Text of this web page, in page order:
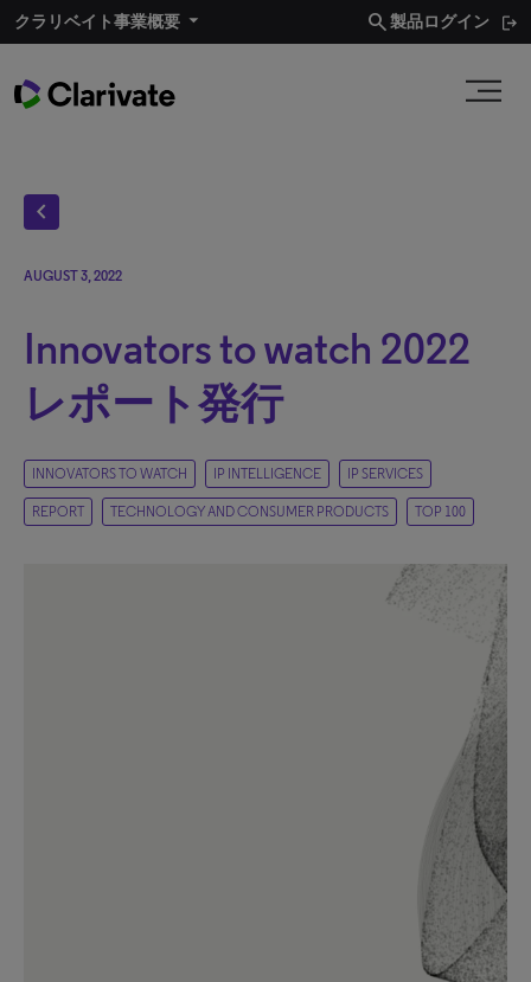
クラリベイト事業概要 search製品ログイン
chevron_left
AUGUST 3, 2022
Innovators to watch 2022
レポート発行
INNOVATORS TO WATCH IP INTELLIGENCE IP SERVICES
REPORT TECHNOLOGY AND CONSUMER PRODUCTS TOP 100